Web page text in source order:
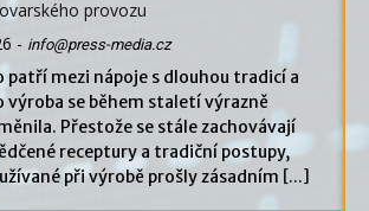
provozu
- info@press-media.cz
patří mezi nápoje s dlouhou tradicí a
výroba se během staletí výrazně
Přestože se stále zachovávají
receptury a tradiční postupy,
při výrobě prošly zásadním [...]